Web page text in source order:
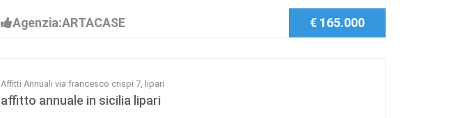
Agenzia:ARTACASE € 165.000
Affitti Annuali via francesco crispi 7, lipari
affitto annuale in sicilia lipari